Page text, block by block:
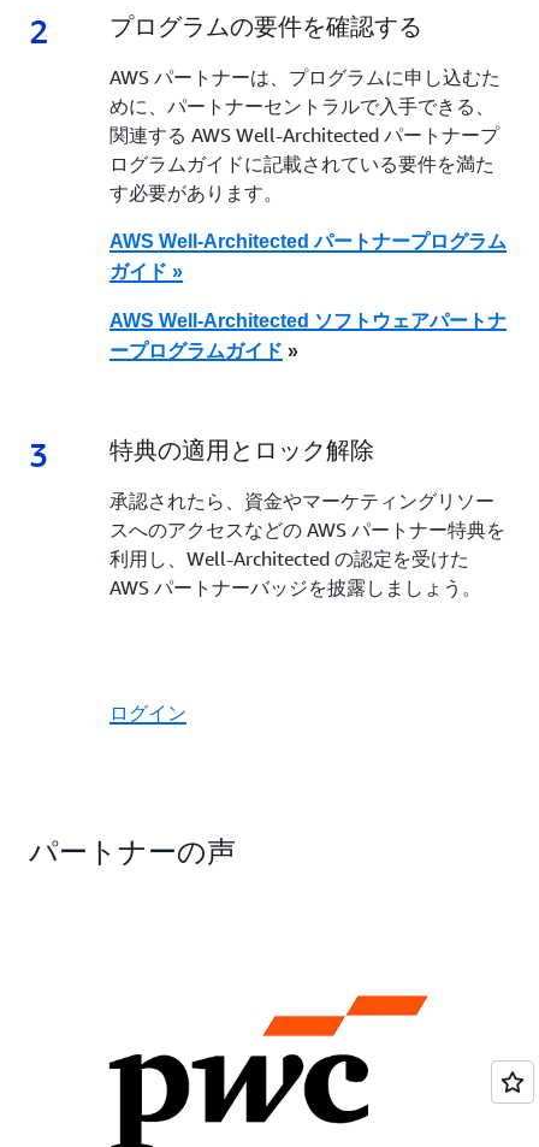
2 2.
プログラムの要件を確認する
AWS パートナーは、プログラムに申し込むた
めに、パートナーセントラルで入手できる、
関連する AWS Well-Architected パートナープ
ログラムガイドに記載されている要件を満た
す必要があります。
AWS Well-Architected パートナープログラム
ガイド »
AWS Well-Architected ソフトウェアパートナ
ープログラムガイド »
3 3.
特典の適用とロック解除
承認されたら、資金やマーケティングリソー
スへのアクセスなどの AWS パートナー特典を
利用し、Well-Architected の認定を受けた
AWS パートナーバッジを披露しましょう。
ログイン
パートナーの声